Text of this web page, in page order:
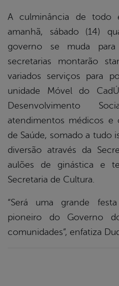
A culminância de todo
amanhã, sábado (14)
governo se muda
secretarias montarão
variados serviços para
unidade Móvel do
Desenvolvimento
atendimentos médicos e
de Saúde, somado a tudo
diversão através da
aulões de ginástica e
Secretaria de Cultura.
“Será uma grande
pioneiro do Governo
comunidades”, enfatiza